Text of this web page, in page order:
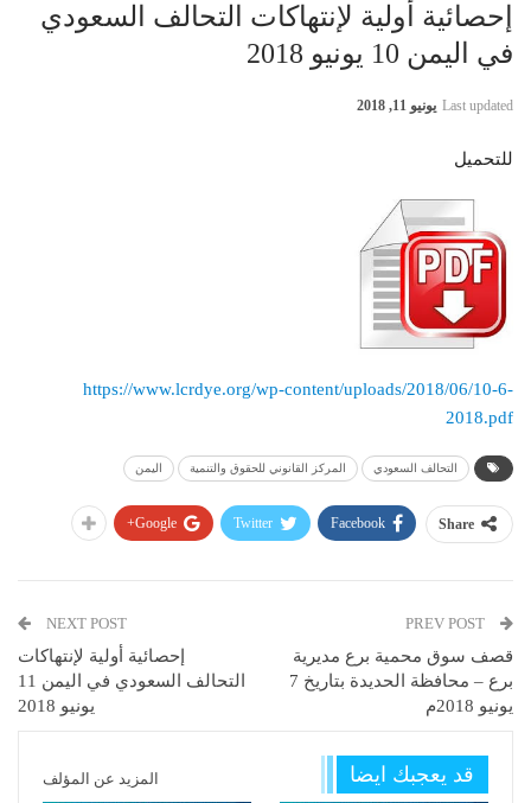
إحصائية أولية لإنتهاكات التحالف السعودي
في اليمن 10 يونيو 2018
Last updated يونيو 11, 2018
للتحميل
https://www.lcrdye.org/wp-content/uploads/2018/06/10-6-
2018.pdf
التحالف السعودي المركز القانوني للحقوق والتنمية اليمن
Share
Facebook
Twitter
Google+
قصف سوق محمية برع مديرية
برع – محافظة الحديدة بتاريخ 7
يونيو 2018م
NEXT POST
إحصائية أولية لإنتهاكات
التحالف السعودي في اليمن 11
يونيو 2018
قد يعجبك ايضا المزيد عن المؤلف